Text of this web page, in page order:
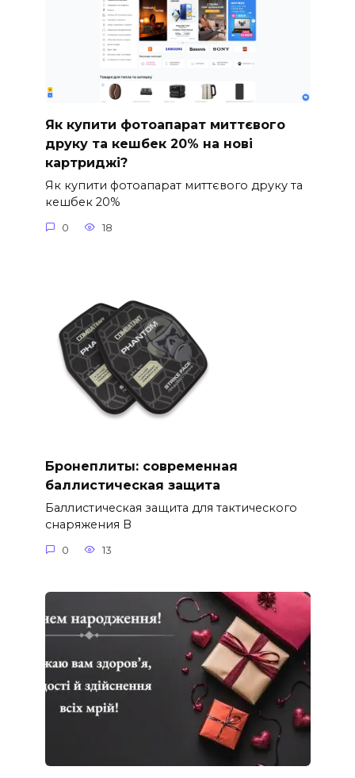
Як купити фотоапарат миттєвого
друку та кешбек 20% на нові
картриджі?
Як купити фотоапарат миттєвого друку та
кешбек 20%
0 18
Бронеплиты: современная
баллистическая защита
Баллистическая защита для тактического
снаряжения В
0 13